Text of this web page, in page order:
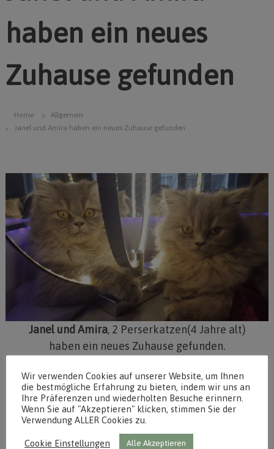
haben ein neues
Zuhause gefunden
Home
Allgemein
Janel und Amira haben ein neues Zuhause gefunden
Janel und Amira, 2 Perserkatzen(4 Jahre alt)
haben ein neues Zuhause gefunden.
Wir verwenden Cookies auf unserer Website, um Ihnen
die bestmögliche Erfahrung zu bieten, indem wir uns an
Ihre Präferenzen und wiederholten Besuche erinnern.
Wenn Sie auf "Akzeptieren" klicken, stimmen Sie der
Verwendung ALLER Cookies zu.
Cookie Einstellungen Alle Akzeptieren